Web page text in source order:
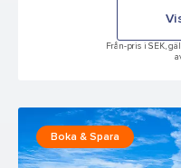
Från-pris i SEK,
Boka & Spara